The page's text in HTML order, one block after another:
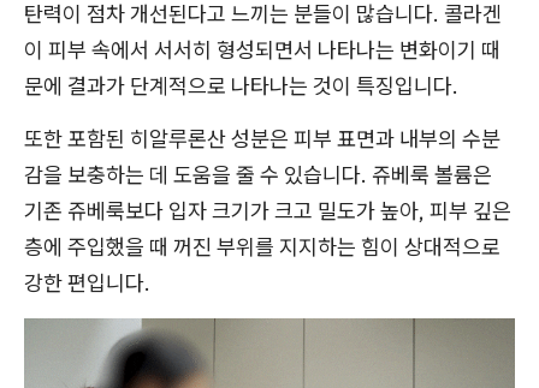
탄력이 점차 개선된다고 느끼는 분들이 많습니다. 콜라겐
이 피부 속에서 서서히 형성되면서 나타나는 변화이기 때
문에 결과가 단계적으로 나타나는 것이 특징입니다.
또한 포함된 히알루론산 성분은 피부 표면과 내부의 수분
감을 보충하는 데 도움을 줄 수 있습니다. 쥬베룩 볼륨은
기존 쥬베룩보다 입자 크기가 크고 밀도가 높아, 피부 깊은
층에 주입했을 때 꺼진 부위를 지지하는 힘이 상대적으로
강한 편입니다.